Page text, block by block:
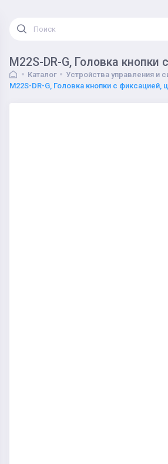
M22S-DR-G, Головка
Каталог Устройства управления и
M22S-DR-G, Головка кнопки с